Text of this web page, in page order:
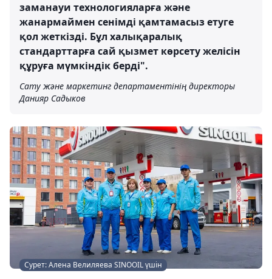
заманауи технологияларға және
жанармаймен сенімді қамтамасыз етуге
қол жеткізді. Бұл халықаралық
стандарттарға сай қызмет көрсету желісін
құруға мүмкіндік берді".
Сату және маркетинг департаментінің директоры
Данияр Садыков
Сурет: Алена Велиляева SINOOIL үшін